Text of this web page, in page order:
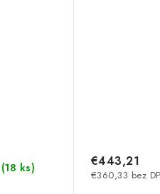
(18 ks)
€360,33 bez
€443,21